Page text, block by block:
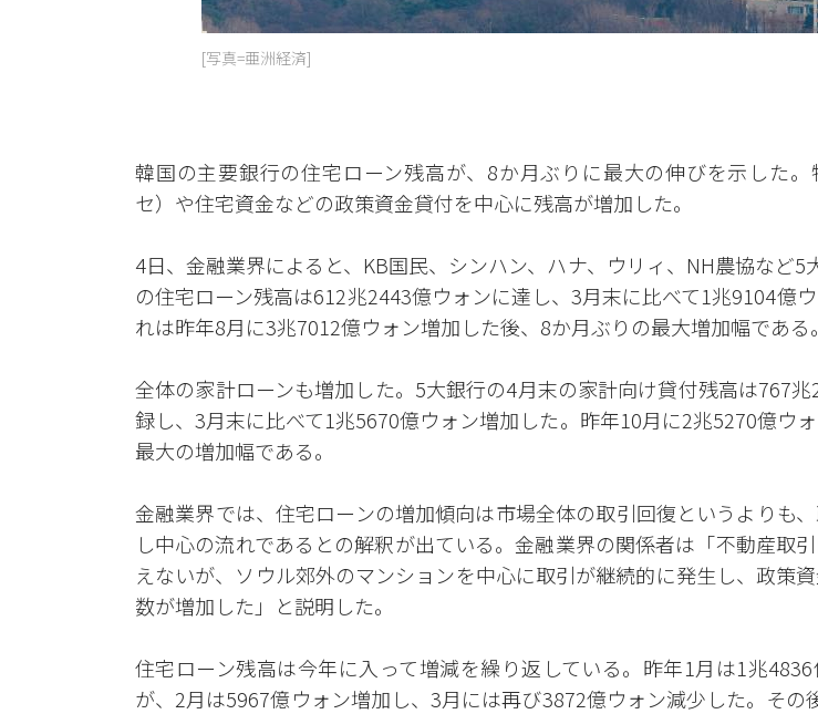
[写真=亜洲経済]
韓国の主要銀行の住宅ローン残高が、8か月ぶりに最大の伸びを示した
セ）や住宅資金などの政策資金貸付を中心に残高が増加した。
4日、金融業界によると、KB国民、シンハン、ハナ、ウリィ、NH農協など5
の住宅ローン残高は612兆2443億ウォンに達し、3月末に比べて1兆9104億
れは昨年8月に3兆7012億ウォン増加した後、8か月ぶりの最大増加幅である。
全体の家計ローンも増加した。5大銀行の4月末の家計向け貸付残高は767
録し、3月末に比べて1兆5670億ウォン増加した。昨年10月に2兆5270億ウォ
最大の増加幅である。
金融業界では、住宅ローンの増加傾向は市場全体の取引回復というよりも
し中心の流れであるとの解釈が出ている。金融業界の関係者は「不動産取
えないが、ソウル郊外のマンションを中心に取引が継続的に発生し、政策
数が増加した」と説明した。
住宅ローン残高は今年に入って増減を繰り返している。昨年1月は1兆
が、2月は5967億ウォン増加し、3月には再び3872億ウォン減少した。その